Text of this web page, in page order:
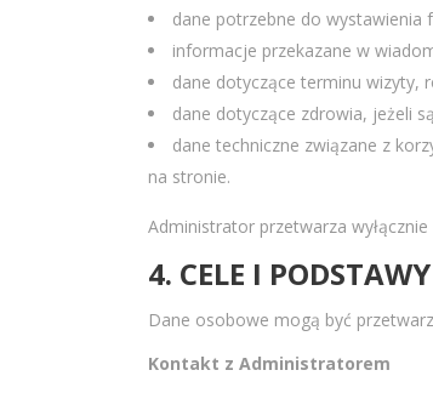
dane potrzebne do wystawienia
informacje przekazane w
dane dotyczące terminu wizyty,
dane dotyczące zdrowia, jeżeli
dane techniczne związane z
na stronie.
Administrator przetwarza
4. CELE I
Dane osobowe mogą być
Kontakt z Administratorem